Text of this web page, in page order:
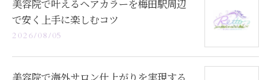
美容院で叶えるヘアカラーを梅田駅周辺
で安く上手に楽しむコツ
2026/08/05